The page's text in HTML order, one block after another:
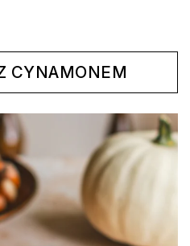
CYNAMONEM